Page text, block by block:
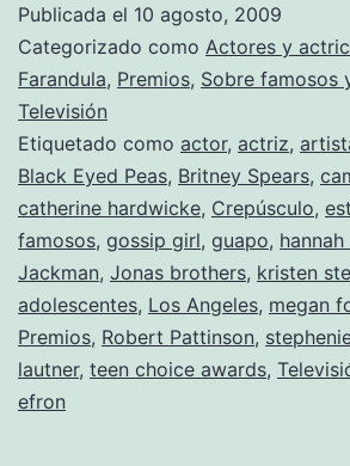
y
los
Publicada el 10 agosto, 2009
Categorizado como Actores y
Farandula, Premios, Sobre famosos
Televisión
Etiquetado como actor, actriz,
Black Eyed Peas, Britney Spears,
catherine hardwicke, Crepúsculo,
famosos, gossip girl, guapo,
Jackman, Jonas brothers, kristen
adolescentes, Los Angeles, megan
Premios, Robert Pattinson,
lautner, teen choice awards,
efron